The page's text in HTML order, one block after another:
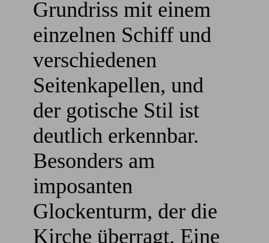
Grundriss mit einem
einzelnen Schiff und
verschiedenen
Seitenkapellen, und
der gotische Stil ist
deutlich erkennbar.
Besonders am
imposanten
Glockenturm, der die
Kirche überragt. Eine